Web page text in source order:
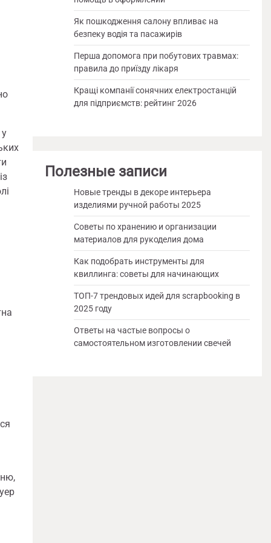
Як пошкодження салону впливає на
безпеку водія та пасажирів
Перша допомога при побутових травмах:
правила до приїзду лікаря
Кращі компанії сонячних електростанцій
для підприємств: рейтинг 2026
Полезные записи
Новые тренды в декоре интерьера
изделиями ручной работы 2025
Советы по хранению и организации
материалов для рукоделия дома
Как подобрать инструменты для
квиллинга: советы для начинающих
ТОП-7 трендовых идей для scrapbooking в
2025 году
Ответы на частые вопросы о
самостоятельном изготовлении свечей